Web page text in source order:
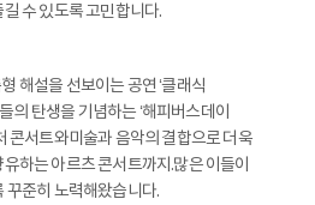
수 있도록 고민합니다.
해설을 선보이는 공연 ‘클래식
의 탄생을 기념하는 ‘해피버스데이
콘서트와미술과 음악의 결합으로 더욱
하는 아르츠 콘서트까지.많은 이들이
꾸준히 노력해왔습니다.